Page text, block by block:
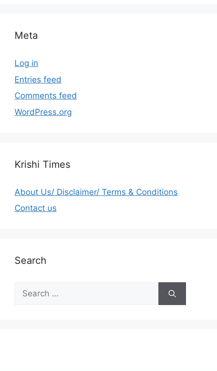
Meta
Log in
Entries feed
Comments feed
WordPress.org
Krishi Times
About Us/ Disclaimer/ Terms & Conditions
Contact us
Search